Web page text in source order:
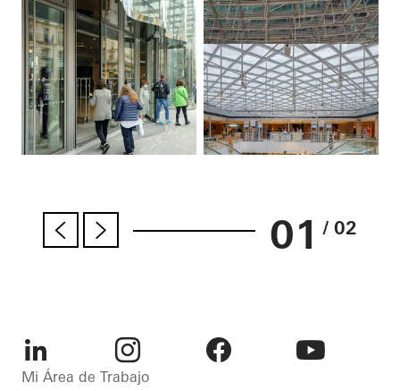
01 / 02
LinkedIn Instagram
Mi Área de Trabajo